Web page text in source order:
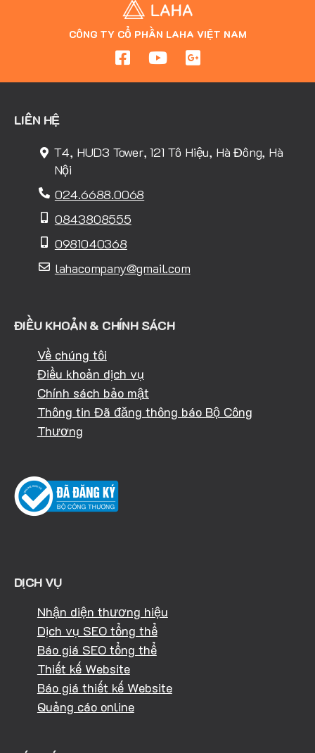
CÔNG TY CỔ PHẦN LAHA VIỆT NAM
LIÊN HỆ
T4, HUD3 Tower, 121 Tô Hiệu, Hà Đông, Hà
Nội
024.6688.0068
0843808555
0981040368
lahacompany@gmail.com
ĐIỀU KHOẢN & CHÍNH SÁCH
Về chúng tôi
Điều khoản dịch vụ
Chính sách bảo mật
Thông tin Đã đăng thông báo Bộ Công
Thương
DỊCH VỤ
Nhận diện thương hiệu
Dịch vụ SEO tổng thể
Báo giá SEO tổng thể
Thiết kế Website
Báo giá thiết kế Website
Quảng cáo online